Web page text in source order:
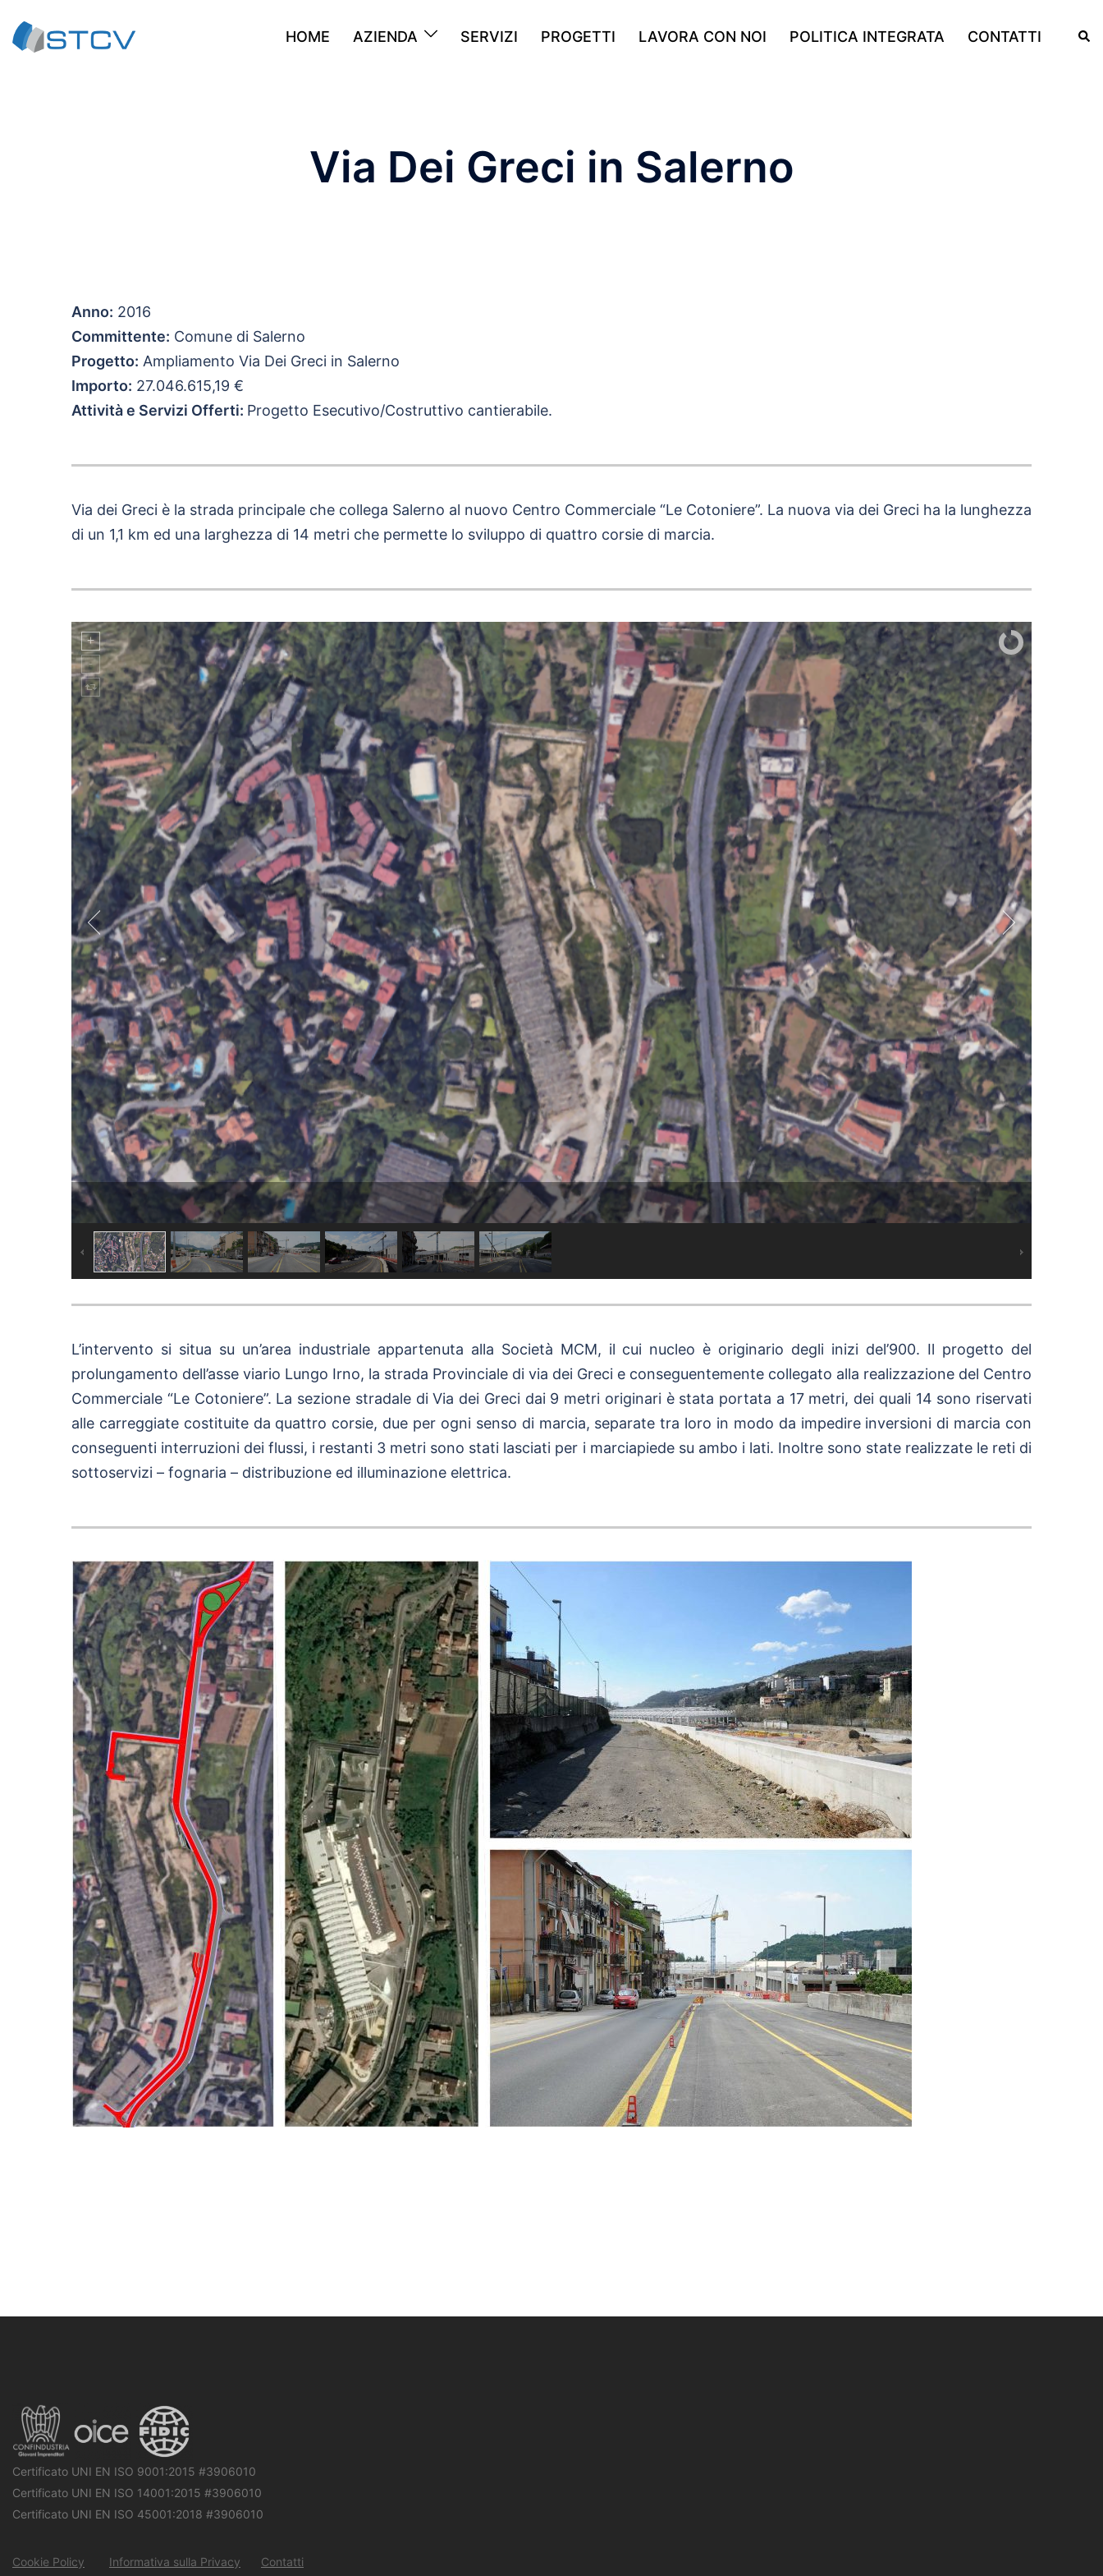
HOME AZIENDA SERVIZI PROGETTI LAVORA CON NOI POLITICA INTEGRATA CONTATTI
Via Dei Greci in Salerno
Anno: 2016
Committente: Comune di Salerno
Progetto: Ampliamento Via Dei Greci in Salerno
Importo: 27.046.615,19 €
Attività e Servizi Offerti: Progetto Esecutivo/Costruttivo cantierabile.
Via dei Greci è la strada principale che collega Salerno al nuovo Centro Commerciale “Le Cotoniere”. La nuova via dei Greci ha la lunghezza
di un 1,1 km ed una larghezza di 14 metri che permette lo sviluppo di quattro corsie di marcia.
L’intervento si situa su un’area industriale appartenuta alla Società MCM, il cui nucleo è originario degli inizi del’900. Il progetto del
prolungamento dell’asse viario Lungo Irno, la strada Provinciale di via dei Greci e conseguentemente collegato alla realizzazione del Centro
Commerciale “Le Cotoniere”. La sezione stradale di Via dei Greci dai 9 metri originari è stata portata a 17 metri, dei quali 14 sono riservati
alle carreggiate costituite da quattro corsie, due per ogni senso di marcia, separate tra loro in modo da impedire inversioni di marcia con
conseguenti interruzioni dei flussi, i restanti 3 metri sono stati lasciati per i marciapiede su ambo i lati. Inoltre sono state realizzate le reti di
sottoservizi – fognaria – distribuzione ed illuminazione elettrica.
Certificato UNI EN ISO 9001:2015 #3906010
Certificato UNI EN ISO 14001:2015 #3906010
Certificato UNI EN ISO 45001:2018 #3906010
Cookie Policy Informativa sulla Privacy Contatti